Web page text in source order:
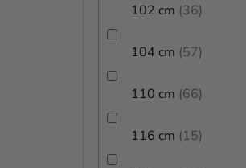
102 cm 36
104 cm 57
110 cm 66
116 cm 15